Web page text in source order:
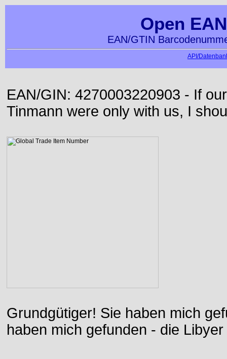
Open
EAN/GTIN
API/
EAN/GIN: 4270003220903 - If
Tinmann were only with us, I
Grundgütiger! Sie haben mich
haben mich gefunden - die